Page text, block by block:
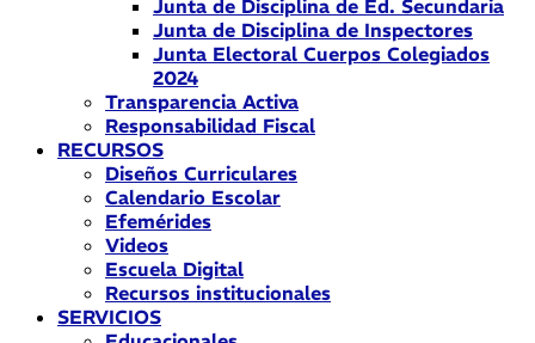
Junta de Disciplina de Ed. Secundaria
Junta de Disciplina de Inspectores
Junta Electoral Cuerpos Colegiados
2024
Transparencia Activa
Responsabilidad Fiscal
RECURSOS
Diseños Curriculares
Calendario Escolar
Efemérides
Videos
Escuela Digital
Recursos institucionales
SERVICIOS